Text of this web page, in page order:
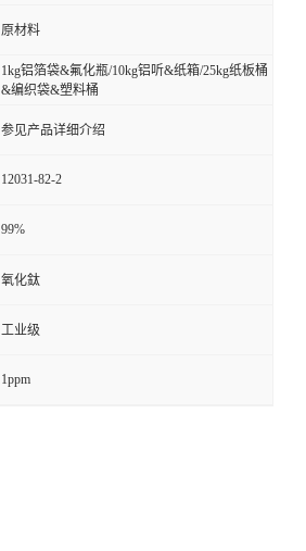
原材料
1kg铝箔袋&氟化瓶/10kg铝听&纸箱/25kg纸板桶
&编织袋&塑料桶
参见产品详细介绍
12031-82-2
99%
氧化鈦
工业级
1ppm